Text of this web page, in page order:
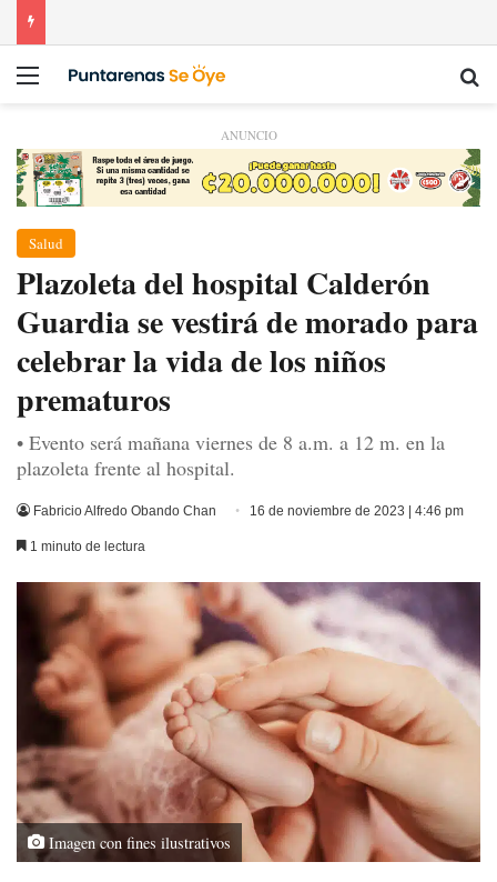
Menú
ANUNCIO
Salud
Plazoleta del hospital Calderón
Guardia se vestirá de morado para
celebrar la vida de los niños
prematuros
• Evento será mañana viernes de 8 a.m. a 12 m. en la
plazoleta frente al hospital.
Fabricio Alfredo Obando Chan 16 de noviembre de 2023 | 4:46 pm
1 minuto de lectura
Imagen con fines ilustrativos